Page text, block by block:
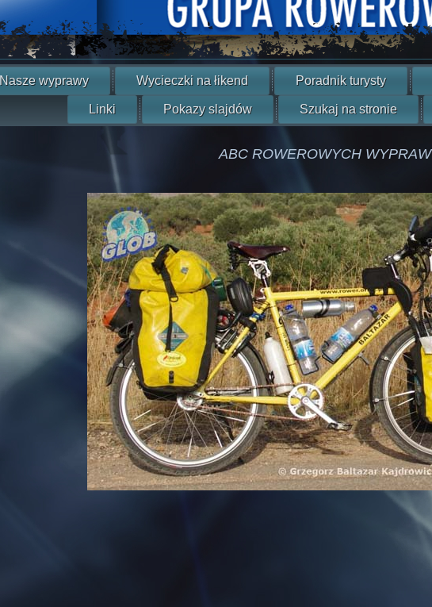
Nasze wyprawy Wycieczki na łikend Poradnik turysty
Linki Pokazy slajdów Szukaj na stronie
ABC ROWEROWYCH WYPRAW